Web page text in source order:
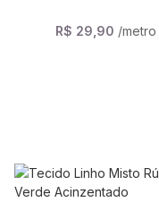
R$ 29,90 /metro